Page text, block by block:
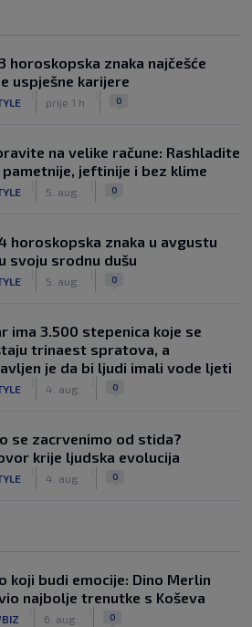
horoskopska znaka najčešće
uspješne karijere
prije 1 h 0
na velike račune: Rashladite
pametnije, jeftinije i bez klime
5. aug. 0
horoskopska znaka u avgustu
svoju srodnu dušu
5. aug. 0
imа 3.500 stepenica koje se
trinaest spratova, a
je da bi ljudi imali vode ljeti
4. aug. 0
se zacrvenimo od stida?
krije ljudska evolucija
4. aug. 0
koji budi emocije: Dino Merlin
najbolje trenutke s Koševa
6. aug. 0